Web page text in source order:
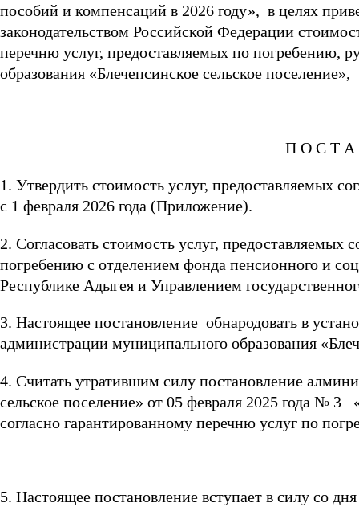
пособий и компенсаций в 2026 году», в целях
законодательством Российской Федерации
перечню услуг, предоставляемых по погребению,
образования «Блечепсинское сельское поселение»,
П О С Т
1. Утвердить стоимость услуг, предоставляемых
с 1 февраля 2026 года (Приложение).
2. Согласовать стоимость услуг, предоставляемых
погребению с отделением фонда пенсионного и
Республике Адыгея и Управлением
3. Настоящее постановление обнародовать в
администрации муниципального образования
4. Считать утратившим силу постановление
сельское поселение» от 05 февраля 2025 года №
согласно гарантированному перечню услуг по
5. Настоящее постановление вступает в силу со